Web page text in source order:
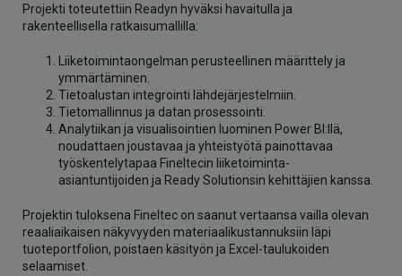
Projekti toteutettiin Readyn hyväksi havaitulla ja
rakenteellisella ratkaisumallilla:
Liiketoimintaongelman perusteellinen määrittely ja
ymmärtäminen.
Tietoalustan integrointi lähdejärjestelmiin.
Tietomallinnus ja datan prosessointi.
Analytiikan ja visualisointien luominen Power BI:llä,
noudattaen joustavaa ja yhteistyötä painottavaa
työskentelytapaa Fineltecin liiketoiminta-
asiantuntijoiden ja Ready Solutionsin kehittäjien kanssa.
Projektin tuloksena Fineltec on saanut vertaansa vailla olevan
reaaliaikaisen näkyvyyden materiaalikustannuksiin läpi
tuoteportfolion, poistaen käsityön ja Excel-taulukoiden
selaamiset.